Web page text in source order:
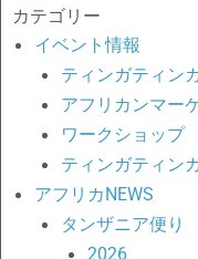
象:
カテゴリー
イベント情報
ティンガティン
アフリカンマー
ワークショップ
ティンガティン
アフリカNEWS
タンザニア便り
2026